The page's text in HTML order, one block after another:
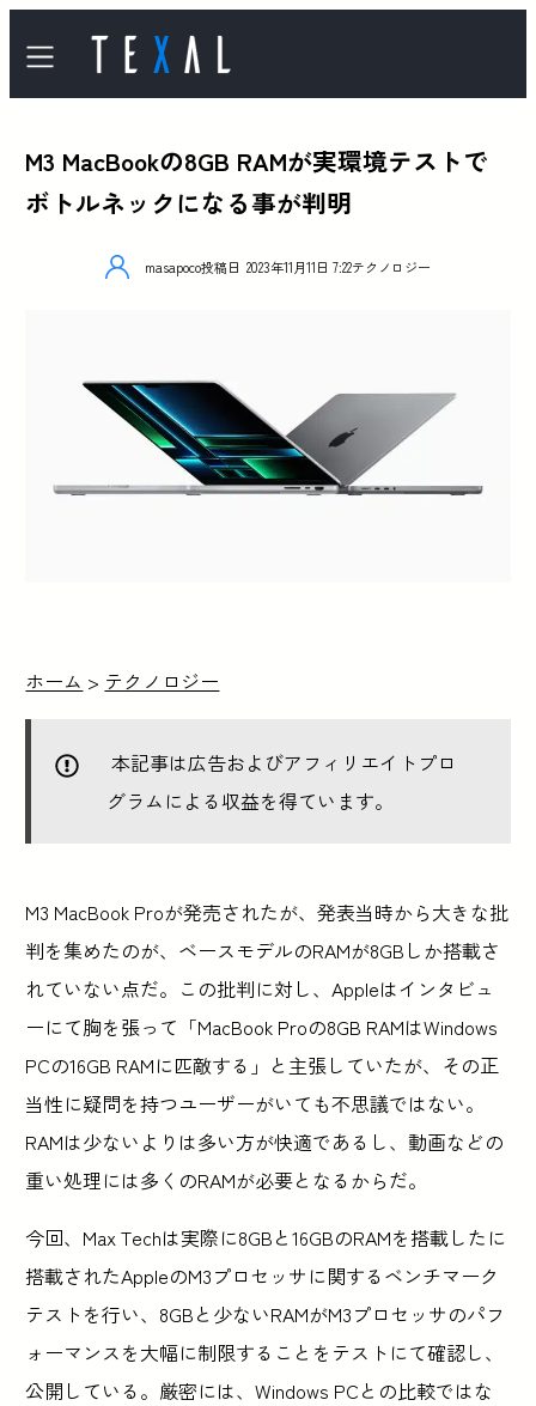
M3 MacBookの8GB RAMが実環境テストで
ボトルネックになる事が判明
masapoco投稿日 2023年11月11日 7:22テクノロジー
ホーム > テクノロジー
本記事は広告およびアフィリエイトプロ
グラムによる収益を得ています。
M3 MacBook Proが発売されたが、発表当時から大きな批
判を集めたのが、ベースモデルのRAMが8GBしか搭載さ
れていない点だ。この批判に対し、Appleはインタビュ
ーにて胸を張って「MacBook Proの8GB RAMはWindows
PCの16GB RAMに匹敵する」と主張していたが、その正
当性に疑問を持つユーザーがいても不思議ではない。
RAMは少ないよりは多い方が快適であるし、動画などの
重い処理には多くのRAMが必要となるからだ。
今回、Max Techは実際に8GBと16GBのRAMを搭載したに
搭載されたAppleのM3プロセッサに関するベンチマーク
テストを行い、8GBと少ないRAMがM3プロセッサのパフ
ォーマンスを大幅に制限することをテストにて確認し、
公開している。厳密には、Windows PCとの比較ではな